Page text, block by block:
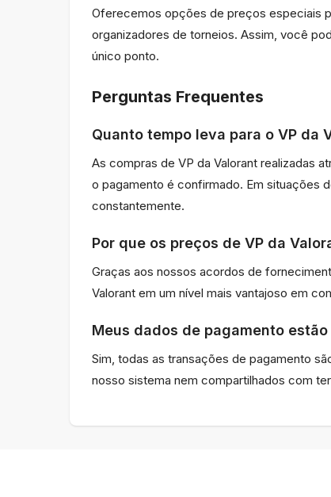
Oferecemos opções de preços especiais
organizadores de torneios. Assim, você
único ponto.
Perguntas Frequentes
Quanto tempo leva para o VP da
As compras de VP da Valorant realizadas
o pagamento é confirmado. Em situações
constantemente.
Por que os preços de VP da
Graças aos nossos acordos de
Valorant em um nível mais vantajoso em
Meus dados de pagamento
Sim, todas as transações de pagamento
nosso sistema nem compartilhados com